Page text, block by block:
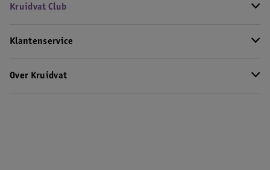
Kruidvat Club
Klantenservice
Over Kruidvat